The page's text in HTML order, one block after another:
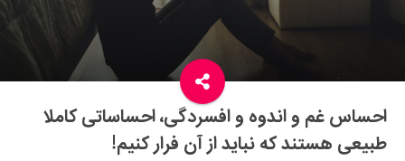
رستوران گردی
آشپزی
سفر و گردشگری
ایران گردی
جهان گردی
احساس غم و اندوه و افسردگی، احساساتی کاملا
طبیعی هستند که نباید از آن فرار کنیم!